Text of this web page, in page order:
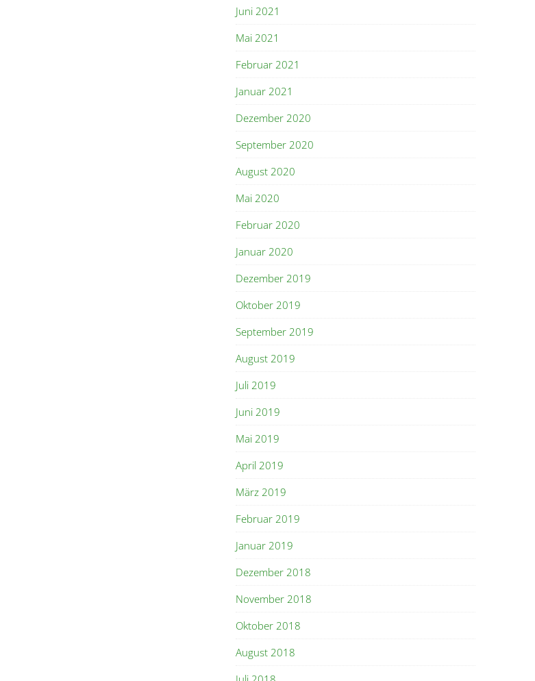
Juni 2021
Mai 2021
Februar 2021
Januar 2021
Dezember 2020
September 2020
August 2020
Mai 2020
Februar 2020
Januar 2020
Dezember 2019
Oktober 2019
September 2019
August 2019
Juli 2019
Juni 2019
Mai 2019
April 2019
März 2019
Februar 2019
Januar 2019
Dezember 2018
November 2018
Oktober 2018
August 2018